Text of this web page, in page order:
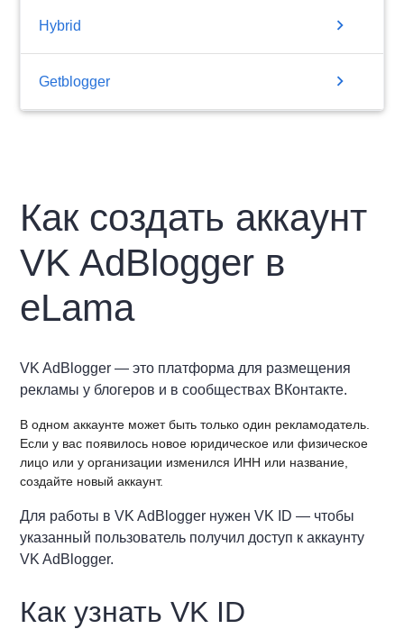
Hybrid chevron_right
Getblogger chevron_right
Как создать аккаунт
VK AdBlogger в
eLama
VK AdBlogger — это платформа для размещения
рекламы у блогеров и в сообществах ВКонтакте.
В одном аккаунте может быть только один рекламодатель.
Если у вас появилось новое юридическое или физическое
лицо или у организации изменился ИНН или название,
создайте новый аккаунт.
Для работы в VK AdBlogger нужен VK ID — чтобы
указанный пользователь получил доступ к аккаунту
VK AdBlogger.
Как узнать VK ID